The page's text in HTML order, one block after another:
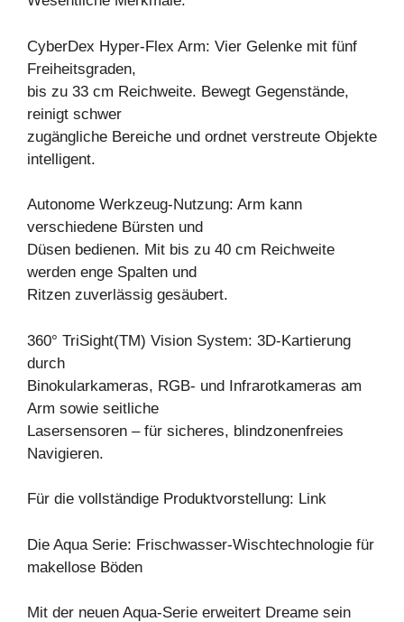
CyberDex Hyper-Flex Arm: Vier Gelenke mit fünf
Freiheitsgraden,
bis zu 33 cm Reichweite. Bewegt Gegenstände,
reinigt schwer
zugängliche Bereiche und ordnet verstreute Objekte
intelligent.
Autonome Werkzeug-Nutzung: Arm kann
verschiedene Bürsten und
Düsen bedienen. Mit bis zu 40 cm Reichweite
werden enge Spalten und
Ritzen zuverlässig gesäubert.
360° TriSight(TM) Vision System: 3D-Kartierung
durch
Binokularkameras, RGB- und Infrarotkameras am
Arm sowie seitliche
Lasersensoren – für sicheres, blindzonenfreies
Navigieren.
Für die vollständige Produktvorstellung: Link
Die Aqua Serie: Frischwasser-Wischtechnologie für
makellose Böden
Mit der neuen Aqua-Serie erweitert Dreame sein